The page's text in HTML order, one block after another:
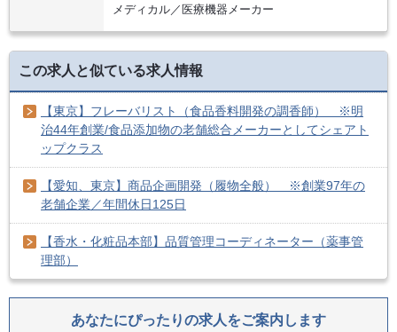
メディカル／医療機器メーカー
この求人と似ている求人情報
【東京】フレーバリスト（食品香料開発の調香師） ※明
治44年創業/食品添加物の老舗総合メーカーとしてシェアト
ップクラス
【愛知、東京】商品企画開発（履物全般） ※創業97年の
老舗企業／年間休日125日
【香水・化粧品本部】品質管理コーディネーター（薬事管
理部）
あなたにぴったりの求人をご案内します